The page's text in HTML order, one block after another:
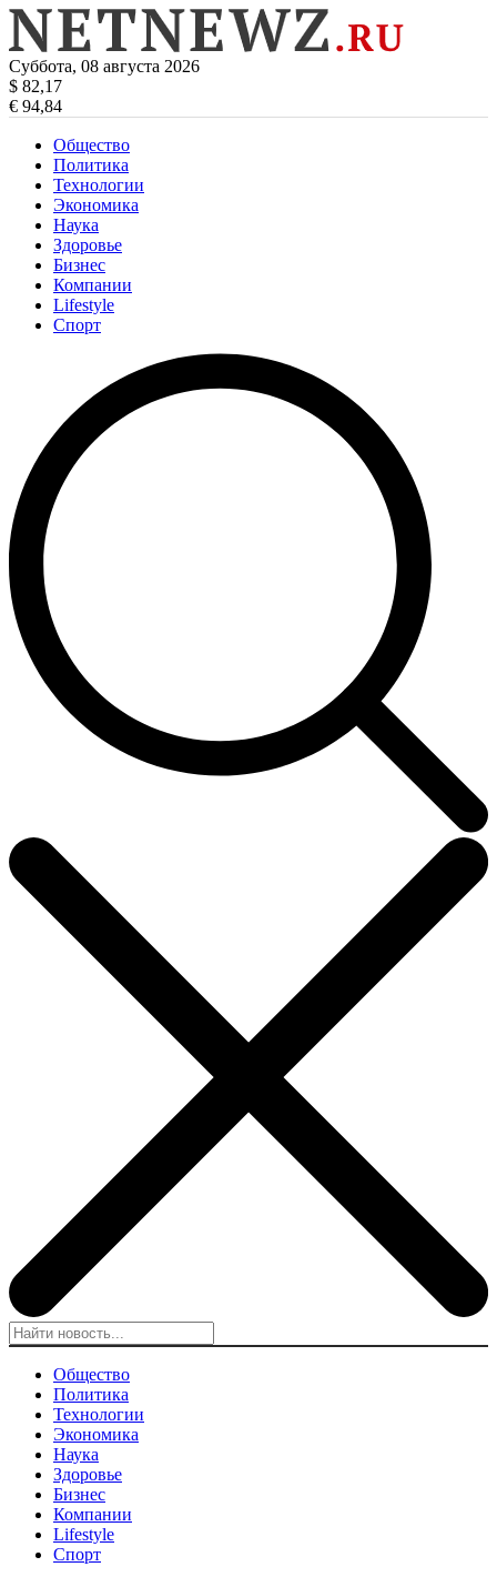
Суббота, 08 августа 2026
$ 82,17
€ 94,84
Общество
Политика
Технологии
Экономика
Наука
Здоровье
Бизнес
Компании
Lifestyle
Спорт
Общество
Политика
Технологии
Экономика
Наука
Здоровье
Бизнес
Компании
Lifestyle
Спорт